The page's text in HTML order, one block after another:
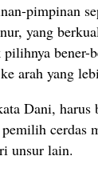
pimpinan
yang
bener-
arah yang
Dani, harus
cerdas
unsur lain.